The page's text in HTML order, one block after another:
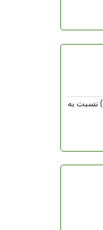
توهین کمپانی اچ اند ام به نام جلاله “الله”/عکسایسنا نوشت: خریداران مسلمان در فروشگاه‌های اچ اند ام ‌(H & M) نسبت به